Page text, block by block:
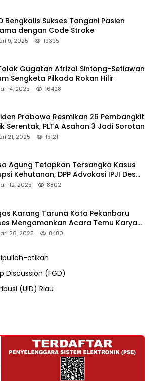
Bengkalis Sukses Tangani Pasien
dengan Code Stroke
9, 2025 19395
Gugatan Afrizal Sintong-Setiawan
Sengketa Pilkada Rokan Hilir
4, 2025 16428
Prabowo Resmikan 26 Pembangkit
Serentak, PLTA Asahan 3 Jadi Sorotan
21, 2025 15121
Agung Tetapkan Tersangka Kasus
Kehutanan, DPP Advokasi IPJI Desak
Pajak RAPP
12, 2025 8802
Karang Taruna Kota Pekanbaru
Mengamankan Acara Temu Karya
Taruna Pekanbaru
26, 2025 8480
atikah
Discussion (FGD)
(UID) Riau